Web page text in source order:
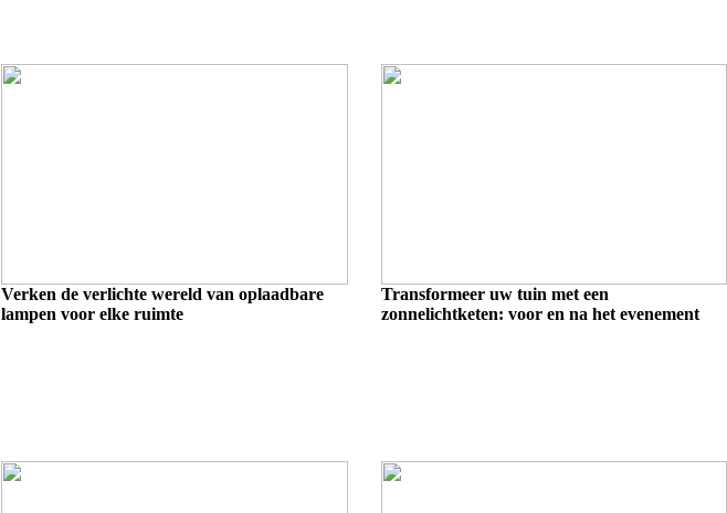
Verken de verlichte wereld van oplaadbare
lampen voor elke ruimte
Transformeer uw tuin met een
zonnelichtketen: voor en na het evenement